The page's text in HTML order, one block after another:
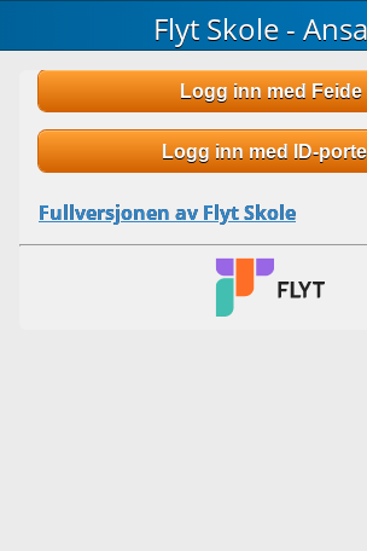
Flyt Skole -
Logg inn med Feide
Logg inn med ID-
Fullversjonen av Flyt Skole